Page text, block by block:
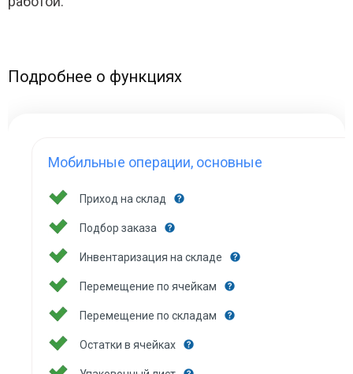
Подробнее о функциях
Мобильные операции, основные
Приход на склад
Подбор заказа
Инвентаризация на складе
Перемещение по ячейкам
Перемещение по складам
Остатки в ячейках